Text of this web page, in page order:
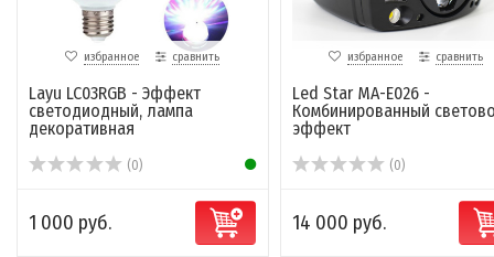
избранное сравнить
Layu LC03RGB - Эффект
светодиодный, лампа
декоративная
(0)
1 000 руб.
избранное сравнить
Led Star MA-E026 -
Комбинированный
эффект
(0)
14 000 руб.